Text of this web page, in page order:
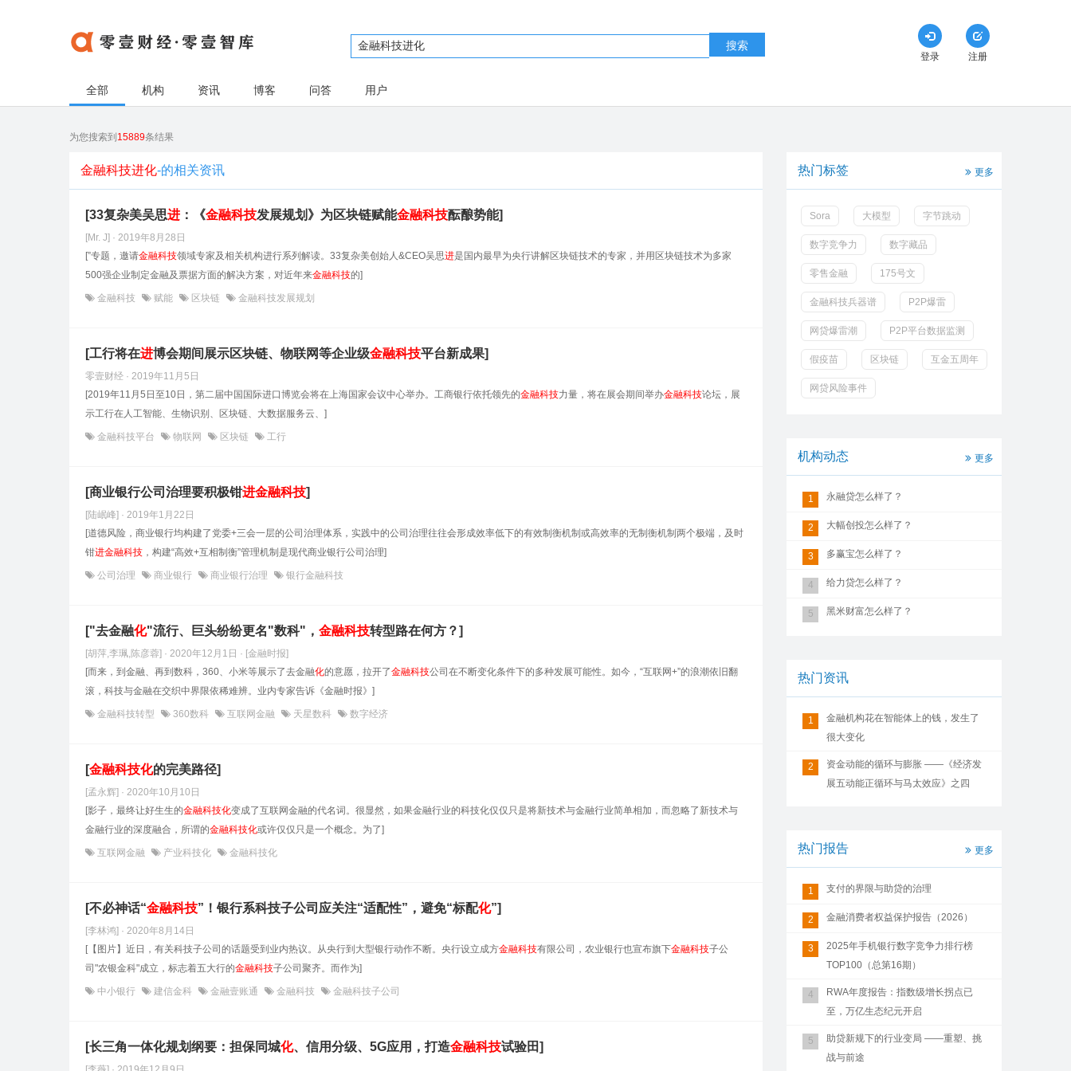
搜索
登录 注册
全部 机构 资讯 博客 问答 用户
为您搜索到 15889条结果
金融科技进化-的相关资讯
[33复杂美吴思进 ：《金融科技发展规划》为区块链赋能金融科技酝酿势能]
[Mr. J] · 2019年8月28日
[”专题，邀请金融科技领域专家及相关机构进行系列解读。33复杂美创始人&CEO吴思进是国内最早为央行讲解区块链技术的专家，并用区块链技术为多家
500强企业制定金融及票据方面的解决方案，对近年来金融科技的]
金融科技 赋能 区块链 金融科技发展规划
[工行将在进博会期间展示区块链、物联网等企业级金融科技平台新成果]
零壹财经 · 2019年11月5日
[2019年11月5日至10日，第二届中国国际进口博览会将在上海国家会议中心举办。工商银行依托领先的金融科技力量，将在展会期间举办金融科技论坛，展
示工行在人工智能、生物识别、区块链、大数据服务云、]
金融科技平台 物联网 区块链 工行
[商业银行公司治理要积极钳进金融科技]
[陆岷峰] · 2019年1月22日
[道德风险，商业银行均构建了党委+三会一层的公司治理体系，实践中的公司治理往往会形成效率低下的有效制衡机制或高效率的无制衡机制两个极端，及时
钳进金融科技 ，构建“高效+互相制衡”管理机制是现代商业银行公司治理]
公司治理 商业银行 商业银行治理 银行金融科技
["去金融化"流行、巨头纷纷更名"数科"， 金融科技转型路在何方？]
[胡萍,李珮,陈彦蓉] · 2020年12月1日 · [金融时报]
[而来，到金融、再到数科，360、小米等展示了去金融化的意愿，拉开了金融科技公司在不断变化条件下的多种发展可能性。如今，“互联网+”的浪潮依旧翻
滚，科技与金融在交织中界限依稀难辨。业内专家告诉《金融时报》]
金融科技转型 360数科 互联网金融 天星数科 数字经济
[金融科技化的完美路径]
[孟永辉] · 2020年10月10日
[影子，最终让好生生的金融科技化变成了互联网金融的代名词。很显然，如果金融行业的科技化仅仅只是将新技术与金融行业简单相加，而忽略了新技术与
金融行业的深度融合，所谓的金融科技化或许仅仅只是一个概念。为了]
互联网金融 产业科技化 金融科技化
[不必神话“金融科技”！银行系科技子公司应关注“适配性”，避免“标配化”]
[李林鸿] · 2020年8月14日
[【图片】近日，有关科技子公司的话题受到业内热议。从央行到大型银行动作不断。央行设立成方金融科技有限公司，农业银行也宣布旗下金融科技子公
司"农银金科"成立，标志着五大行的金融科技子公司聚齐。而作为]
中小银行 建信金科 金融壹账通 金融科技 金融科技子公司
[长三角一体化规划纲要：担保同城化、信用分级、5G应用，打造金融科技试验田]
热门标签 更多
Sora 大模型 字节跳动
数字竞争力 数字藏品
零售金融 175号文
金融科技兵器谱 P2P爆雷
网贷爆雷潮 P2P平台数据监测
假疫苗 区块链 互金五周年
网贷风险事件
机构动态 更多
1 永融贷怎么样了？
2 大幅创投怎么样了？
3 多赢宝怎么样了？
4 给力贷怎么样了？
5 黑米财富怎么样了？
热门资讯
1
金融机构花在智能体上的钱，发生了
很大变化
2
资金动能的循环与膨胀 ——《经济发
展五动能正循环与马太效应》之四
热门报告 更多
1 支付的界限与助贷的治理
2 金融消费者权益保护报告（2026）
3
2025年手机银行数字竞争力排行榜
TOP100（总第16期）
4
RWA年度报告：指数级增长拐点已
至，万亿生态纪元开启
5
助贷新规下的行业变局 ——重塑、挑
战与前途